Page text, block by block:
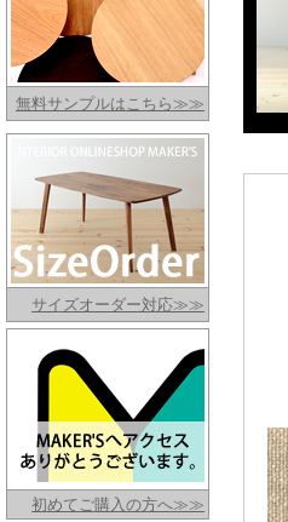
無料サンプルはこちら≫≫
サイズオーダー対応≫≫
初めてご購入の方へ≫≫